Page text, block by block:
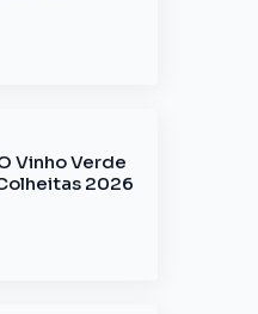
Vinho Verde
2026